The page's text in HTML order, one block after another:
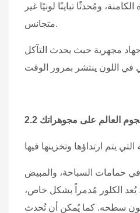
ومُحدثًا تباينًا لونيًا غير
متجانس.
مجهرية حيث يحدث التآكل
هجوم العالم على مجوهراتك
في حمامات السباحة، والمبيض
يُعد الكلور مُدمراً بشكل خاص،
لون سطحه. كما يُمكن أن تُحدث